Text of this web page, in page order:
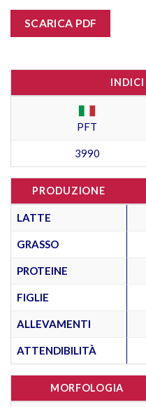
SCARICA PDF
INDICI
PFT
3990
PRODUZIONE
LATTE
GRASSO
PROTEINE
FIGLIE
ALLEVAMENTI
ATTENDIBILITÀ
MORFOLOGIA